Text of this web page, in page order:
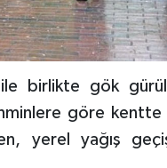
birlikte gök
göre kentte
yerel yağış